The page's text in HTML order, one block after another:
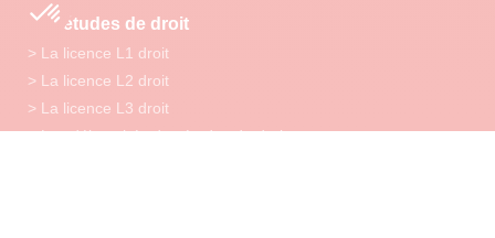
Les études de droit
> La licence L1 droit
> La licence L2 droit
> La licence L3 droit
> Les débouchés des études de droit